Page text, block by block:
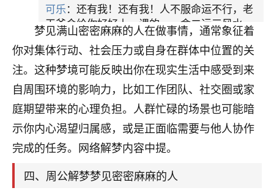
梦见满山密密麻麻的人在做事情，通常象征着
你对集体行动、社会压力或自身在群体中位置的关
注。这种梦境可能反映出你在现实生活中感受到来
自周围环境的影响力，比如工作团队、社交圈或家
庭期望带来的心理负担。人群忙碌的场景也可能暗
示你内心渴望归属感，或是正面临需要与他人协作
完成的任务。网络解梦内容中提。
四、周公解梦梦见密密麻麻的人
可乐：还有我！还有我！人不服命运不行，老
天爷会给你好好上一课的。一命二运三风水，
哪样不服都不行！
平安是福 ：我也是每年找老师化太岁，看年
卦，认识老师3年了，都是缘分啊！
17分钟前 来自湖北 19
心若莲花
我是做餐饮的，这两年，生意屡屡受挫，店开一家关
一家，要么生意不好，生意好的就出事。前些年攒的
家底快败光了，真是倒霉！我也想找人看看到底怎么
回事？